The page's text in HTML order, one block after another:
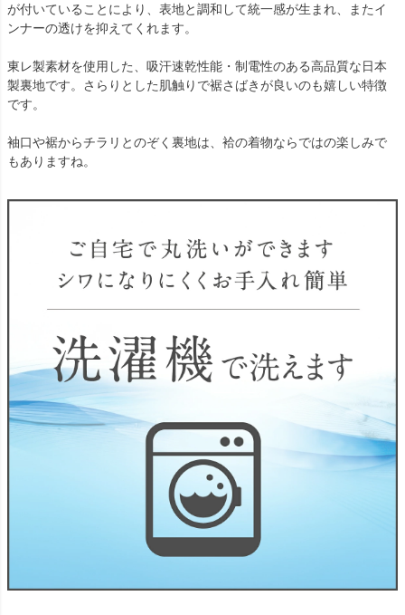
が付いていることにより、表地と調和して統一感が生まれ、またイ
ンナーの透けを抑えてくれます。
東レ製素材を使用した、吸汗速乾性能・制電性のある高品質な日本
製裏地です。さらりとした肌触りで裾さばきが良いのも嬉しい特徴
です。
袖口や裾からチラリとのぞく裏地は、袷の着物ならではの楽しみで
もありますね。